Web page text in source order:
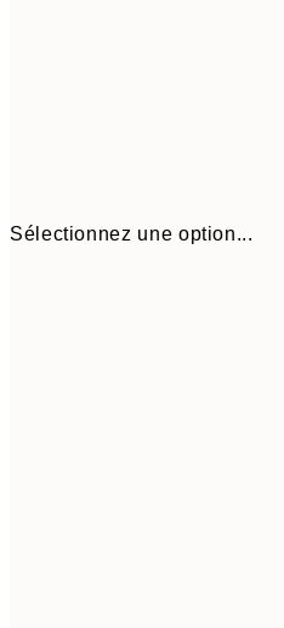
Sélectionnez une option...